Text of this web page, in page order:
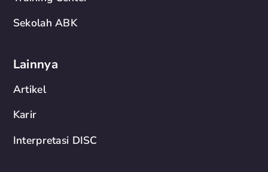
Sekolah ABK
Lainnya
Artikel
Karir
Interpretasi DISC